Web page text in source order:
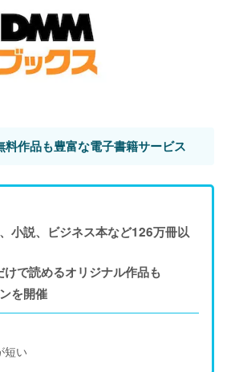
料作品も豊富な電子書籍サービス
小説、ビジネス本など126万冊以
で読めるオリジナル作品も
を開催
短い